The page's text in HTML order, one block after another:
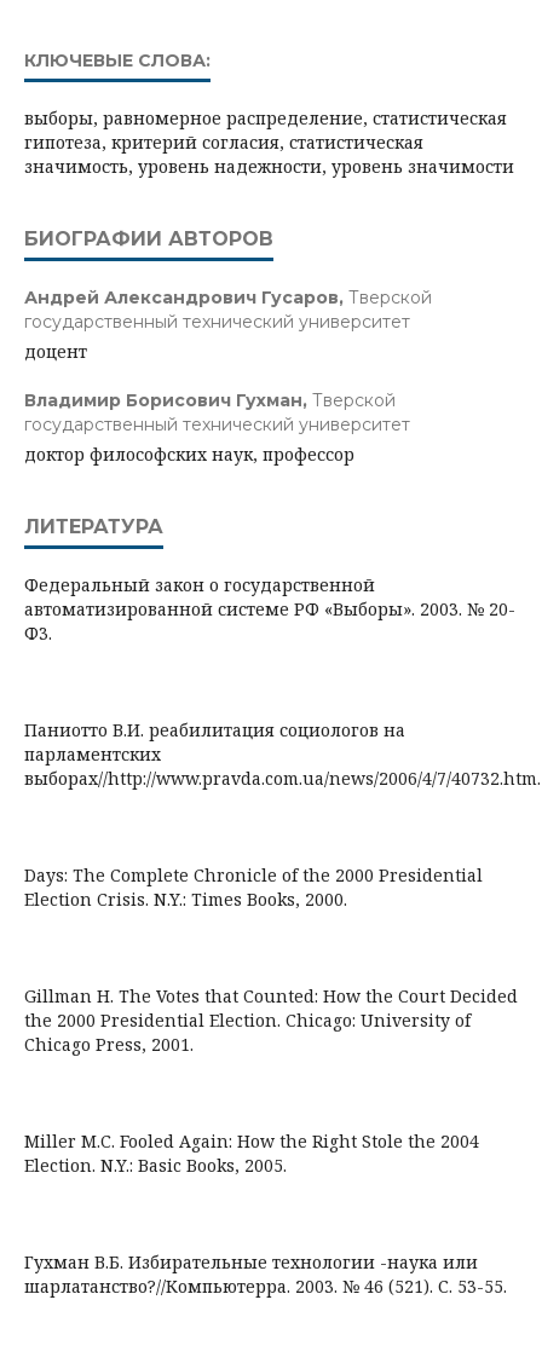
КЛЮЧЕВЫЕ СЛОВА:
выборы, равномерное распределение, статистическая
гипотеза, критерий согласия, статистическая
значимость, уровень надежности, уровень значимости
БИОГРАФИИ АВТОРОВ
Андрей Александрович Гусаров, Тверской
государственный технический университет
доцент
Владимир Борисович Гухман, Тверской
государственный технический университет
доктор философских наук, профессор
ЛИТЕРАТУРА
Федеральный закон о государственной
автоматизированной системе РФ «Выборы». 2003. № 20-
Ф3.
Паниотто В.И. реабилитация социологов на
парламентских
выборах//http://www.pravda.com.ua/news/2006/4/7/40732.htm.
Days: The Complete Chronicle of the 2000 Presidential
Election Crisis. N.Y.: Times Books, 2000.
Gillman H. The Votes that Counted: How the Court Decided
the 2000 Presidential Election. Chicago: University of
Chicago Press, 2001.
Miller M.C. Fooled Again: How the Right Stole the 2004
Election. N.Y.: Basic Books, 2005.
Гухман В.Б. Избирательные технологии -наука или
шарлатанство?//Компьютерра. 2003. № 46 (521). С. 53-55.